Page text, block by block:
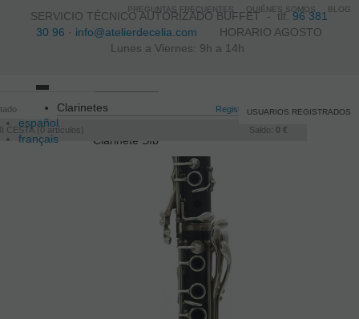
SERVICIO TÉCNICO AUTORIZADO BUFFET -tlf.96 381
30 96 · info@atelierdecelia.com HORARIO AGOSTO
Lunes a Viernes: 9h a 14h
español
français
Registro /Iniciar sesión
CESTA 0 artículos Saldo: 0 €
USUARIOS REGISTRADOS
navigation
Clarinetes
Clarinete SIb
PREGUNTAS FRECUENTES QUIÉNES SOMOS BLOG